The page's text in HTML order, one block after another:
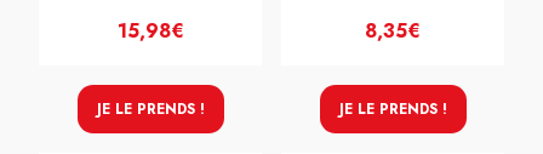
15,98€
JE LE PRENDS !
8,35€
JE LE PRENDS !